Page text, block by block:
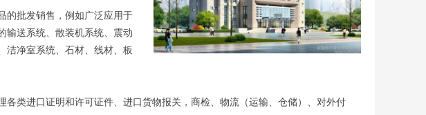
的批发销售，例如广泛应用于
输送系统、散装机系统、震动
洁净室系统、石材、线材、板
类进口证明和许可证件、进口货物报关，商检、物流（运输、仓储）、对外付